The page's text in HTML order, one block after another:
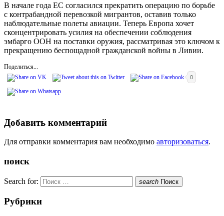
В начале года ЕС согласился прекратить операцию по борьбе
с контрабандной перевозкой мигрантов, оставив только
наблюдательные полеты авиации. Теперь Европа хочет
сконцентрировать усилия на обеспечении соблюдения
эмбарго ООН на поставки оружия, рассматривая это ключом к
прекращению беспощадной гражданской войны в Ливии.
Поделиться...
0
Добавить комментарий
Для отправки комментария вам необходимо авторизоваться.
поиск
Search for: search Поиск
Рубрики